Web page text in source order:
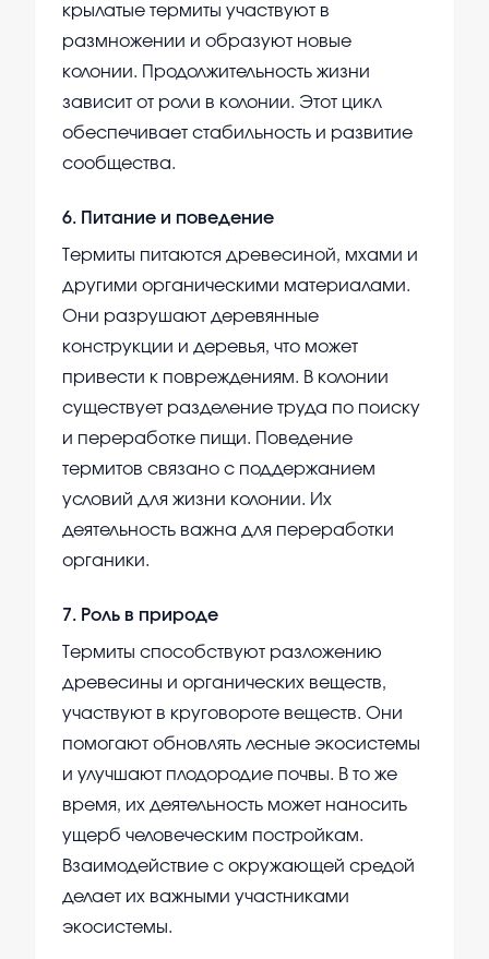
крылатые термиты участвуют в
размножении и образуют новые
колонии. Продолжительность жизни
зависит от роли в колонии. Этот цикл
обеспечивает стабильность и развитие
сообщества.
6. Питание и поведение
Термиты питаются древесиной, мхами и
другими органическими материалами.
Они разрушают деревянные
конструкции и деревья, что может
привести к повреждениям. В колонии
существует разделение труда по поиску
и переработке пищи. Поведение
термитов связано с поддержанием
условий для жизни колонии. Их
деятельность важна для переработки
органики.
7. Роль в природе
Термиты способствуют разложению
древесины и органических веществ,
участвуют в круговороте веществ. Они
помогают обновлять лесные экосистемы
и улучшают плодородие почвы. В то же
время, их деятельность может наносить
ущерб человеческим постройкам.
Взаимодействие с окружающей средой
делает их важными участниками
экосистемы.